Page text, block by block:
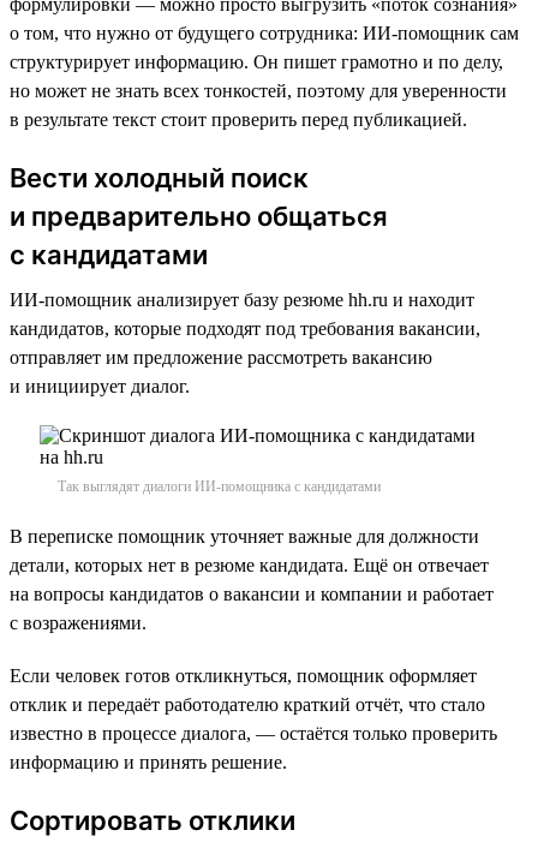
о том, что нужно от будущего сотрудника: ИИ-помощник сам
структурирует информацию. Он пишет грамотно и по делу,
но может не знать всех тонкостей, поэтому для уверенности
в результате текст стоит проверить перед публикацией.
Вести холодный поиск
и предварительно общаться
с кандидатами
ИИ-помощник анализирует базу резюме hh.ru и находит
кандидатов, которые подходят под требования вакансии,
отправляет им предложение рассмотреть вакансию
и инициирует диалог.
Так выглядят диалоги ИИ-помощника с кандидатами
В переписке помощник уточняет важные для должности
детали, которых нет в резюме кандидата. Ещё он отвечает
на вопросы кандидатов о вакансии и компании и работает
с возражениями.
Если человек готов откликнуться, помощник оформляет
отклик и передаёт работодателю краткий отчёт, что стало
известно в процессе диалога, — остаётся только проверить
информацию и принять решение.
Сортировать отклики